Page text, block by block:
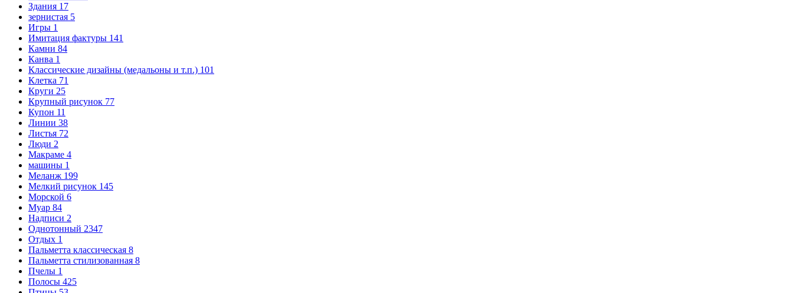
Здания 17
зернистая 5
Игры 1
Имитация фактуры 141
Камни 84
Канва 1
Классические дизайны (медальоны и т.п.) 101
Клетка 71
Круги 25
Крупный рисунок 77
Купон 11
Линии 38
Листья 72
Люди 2
Макраме 4
машины 1
Меланж 199
Мелкий рисунок 145
Морской 6
Муар 84
Надписи 2
Однотонный 2347
Отдых 1
Пальметта классическая 8
Пальметта стилизованная 8
Пчелы 1
Полосы 425